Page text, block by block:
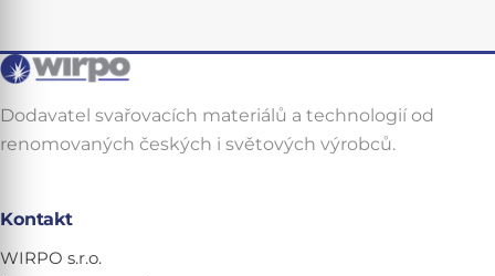
Dodavatel svařovacích materiálů a technologií od
renomovaných českých i světových výrobců.
Kontakt
WIRPO s.r.o.